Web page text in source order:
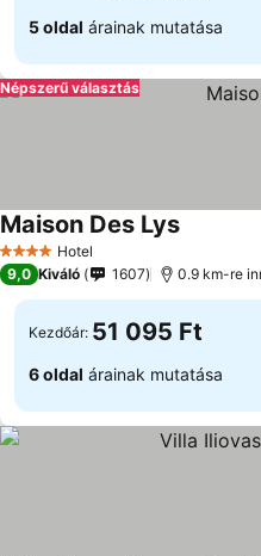
5 oldal árainak mutatása
Népszerű választás
4 KategóriaHotel
Maison Des LysÁrak
9,0 Kiváló 1607 0.9 km-re
Kezdőár: 51 095 Ft
6 oldal árainak mutatása